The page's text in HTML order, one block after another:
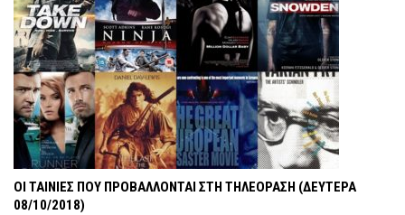
ΟΙ ΤΑΙΝΊΕΣ ΠΟΥ ΠΡΟΒΆΛΛΟΝΤΑΙ ΣΤΗ ΤΗΛΕΌΡΑΣΗ (ΔΕΥΤΈΡΑ
08/10/2018)